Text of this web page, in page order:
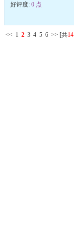
好评度: 0 点
<< 1 2 3 4 5 6 >> [共14